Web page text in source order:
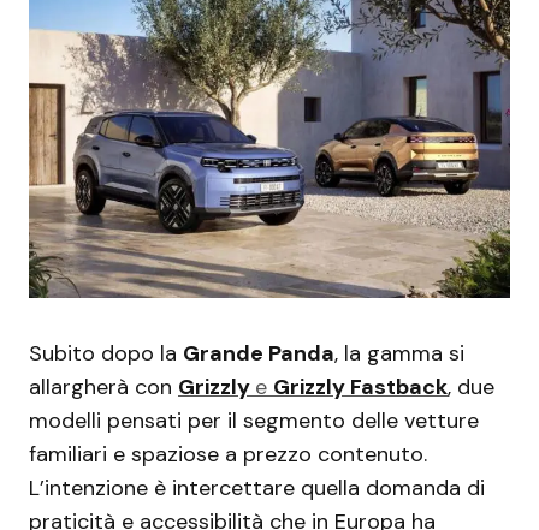
Subito dopo la Grande Panda, la gamma si
allargherà con Grizzly e Grizzly Fastback, due
modelli pensati per il segmento delle vetture
familiari e spaziose a prezzo contenuto.
L’intenzione è intercettare quella domanda di
praticità e accessibilità che in Europa ha